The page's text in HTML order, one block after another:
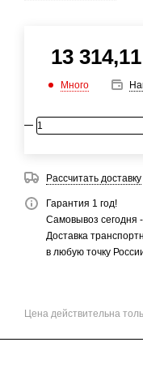
13 314,11
Много
Рассчитать доставку
Гарантия 1 год!
Самовывоз сегодня
Доставка
в любую точку
Цена действительна